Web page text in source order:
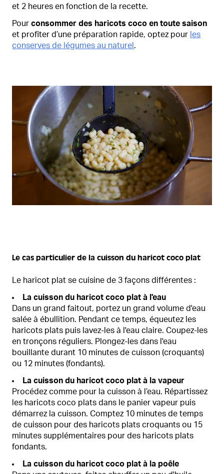
et 2 heures en fonction de la recette.
Pourconsommer des haricots coco en toute saison
et profiter d’une préparation rapide, optez pour les
conserves de légumes au naturel .
Le cas particulier de la cuisson du haricot coco plat
Le haricot plat se cuisine de 3 façons différentes :
La cuisson du haricot coco plat à l'eau
Dans un grand faitout, portez un grand volume d'eau
salée à ébullition. Pendant ce temps, équeutez les
haricots plats puis lavez-les à l'eau claire. Coupez-les
en tronçons réguliers. Plongez-les dans l'eau
bouillante durant 10 minutes de cuisson (croquants)
ou 12 minutes (fondants).
La cuisson du haricot coco plat à la vapeur
Procédez comme pour la cuisson à l’eau. Répartissez
les haricots coco plats dans le panier vapeur puis
démarrez la cuisson. Comptez 10 minutes de temps
de cuisson pour des haricots plats croquants ou 15
minutes supplémentaires pour des haricots plats
fondants.
La cuisson du haricot coco plat à la poêle